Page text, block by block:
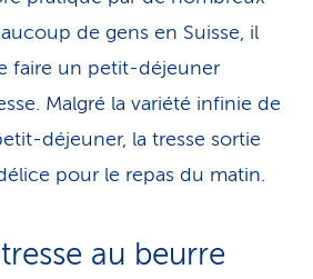
de gens en Suisse, il
faire un petit-déjeuner
Malgré la variété infinie de
déjeuner, la tresse sortie
pour le repas du matin.
au beurre